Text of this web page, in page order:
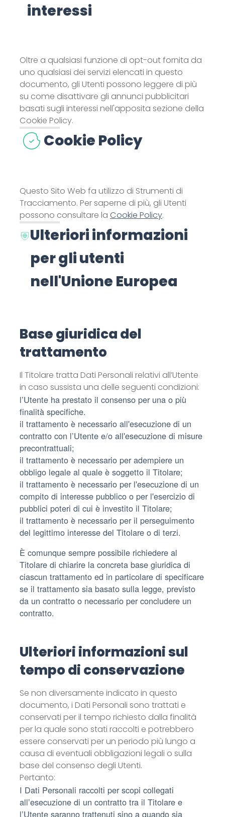
interessi
Oltre a qualsiasi funzione di opt-out fornita da
uno qualsiasi dei servizi elencati in questo
documento, gli Utenti possono leggere di più
su come disattivare gli annunci pubblicitari
basati sugli interessi nell'apposita sezione della
Cookie Policy.
Cookie Policy
Questo Sito Web fa utilizzo di Strumenti di
Tracciamento. Per saperne di più, gli Utenti
possono consultare la Cookie Policy.
Ulteriori informazioni
per gli utenti
nell'Unione Europea
Base giuridica del
trattamento
Il Titolare tratta Dati Personali relativi all’Utente
in caso sussista una delle seguenti condizioni:
l’Utente ha prestato il consenso per una o più
finalità specifiche.
il trattamento è necessario all'esecuzione di un
contratto con l’Utente e/o all'esecuzione di misure
precontrattuali;
il trattamento è necessario per adempiere un
obbligo legale al quale è soggetto il Titolare;
il trattamento è necessario per l'esecuzione di un
compito di interesse pubblico o per l'esercizio di
pubblici poteri di cui è investito il Titolare;
il trattamento è necessario per il perseguimento
del legittimo interesse del Titolare o di terzi.
È comunque sempre possibile richiedere al
Titolare di chiarire la concreta base giuridica di
ciascun trattamento ed in particolare di specificare
se il trattamento sia basato sulla legge, previsto
da un contratto o necessario per concludere un
contratto.
Ulteriori informazioni sul
tempo di conservazione
Se non diversamente indicato in questo
documento, i Dati Personali sono trattati e
conservati per il tempo richiesto dalla finalità
per la quale sono stati raccolti e potrebbero
essere conservati per un periodo più lungo a
causa di eventuali obbligazioni legali o sulla
base del consenso degli Utenti.
Pertanto:
I Dati Personali raccolti per scopi collegati
all’esecuzione di un contratto tra il Titolare e
l’Utente saranno trattenuti sino a quando sia